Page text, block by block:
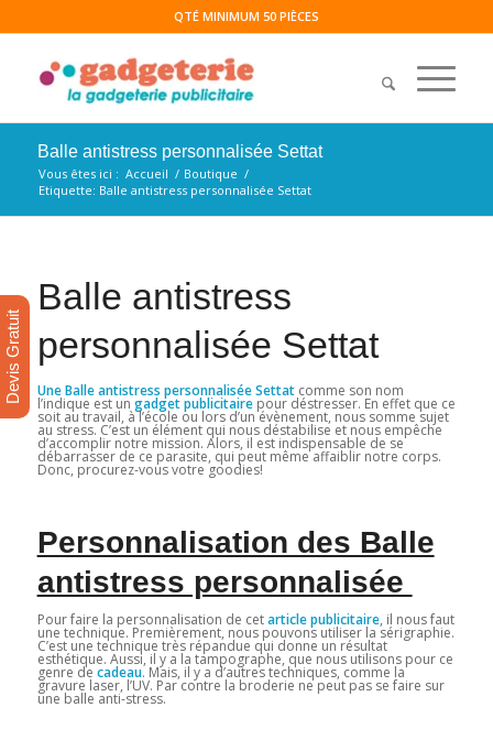
QTÉ MINIMUM 50 PIÈCES
Balle antistress personnalisée Settat
Vous êtes ici : Accueil / Boutique /
Etiquette: Balle antistress personnalisée Settat
Balle antistress
personnalisée Settat
Une Balle antistress personnalisée Settatcomme son nom
l’indique est un gadget publicitairepour déstresser. En effet que ce
soit au travail, à l’école ou lors d’un évènement, nous somme sujet
au stress. C’est un élément qui nous déstabilise et nous empêche
d’accomplir notre mission. Alors, il est indispensable de se
débarrasser de ce parasite, qui peut même affaiblir notre corps.
Donc, procurez-vous votre goodies!
Personnalisation des Balle
antistress personnalisée
Pour faire la personnalisation de cetarticle publicitaire, il nous faut
une technique. Premièrement, nous pouvons utiliser la sérigraphie.
C’est une technique très répandue qui donne un résultat
esthétique. Aussi, il y a la tampographe, que nous utilisons pour ce
genre de cadeau. Mais, il y a d’autres techniques, comme la
gravure laser, l’UV. Par contre la broderie ne peut pas se faire sur
une balle anti-stress.
Devis Gratuit